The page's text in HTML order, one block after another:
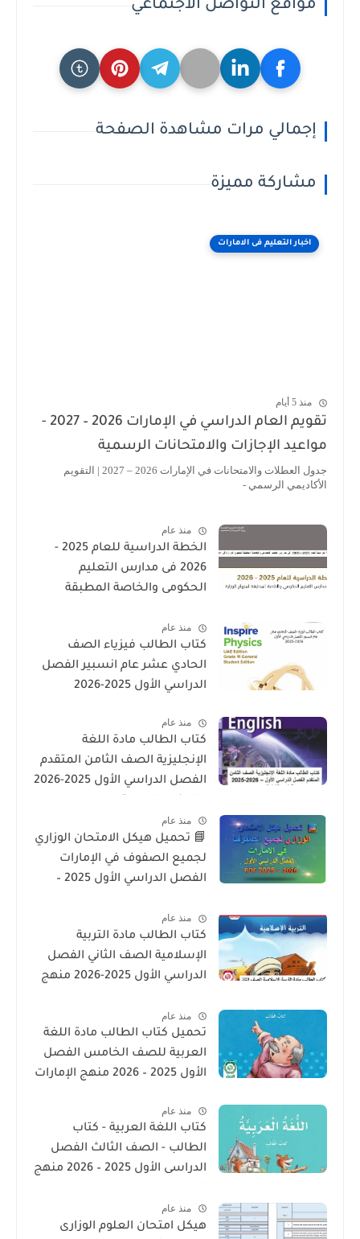
مواقع التواصل الاجتماعي
إجمالي مرات مشاهدة الصفحة
مشاركة مميزة
اخبار التعليم فى الامارات
منذ 5 أيام
تقويم العام الدراسي في الإمارات 2026 – 2027 -
مواعيد الإجازات والامتحانات الرسمية
جدول العطلات والامتحانات في الإمارات 2026 – 2027 | التقويم
الأكاديمي الرسمي -
منذ عام
الخطة الدراسية للعام 2025 -
2026 فى مدارس التعليم
الحكومى والخاصة المطبقة
منذ عام
كتاب الطالب فيزياء الصف
الحادي عشر عام انسبير الفصل
الدراسي الأول 2025-2026
منذ عام
كتاب الطالب مادة اللغة
الإنجليزية الصف الثامن المتقدم
الفصل الدراسي الأول 2025-2026
منذ عام
📘 تحميل هيكل الامتحان الوزاري
لجميع الصفوف في الإمارات
الفصل الدراسي الأول 2025 –
منذ عام
كتاب الطالب مادة التربية
الإسلامية الصف الثاني الفصل
الدراسي الأول 2025-2026 منهج
منذ عام
تحميل كتاب الطالب مادة اللغة
العربية للصف الخامس الفصل
الأول 2025 – 2026 منهج الإمارات
منذ عام
كتاب اللغة العربية - كتاب
الطالب - الصف الثالث الفصل
الدراسى الأول 2025 – 2026 منهج
منذ عام
هيكل امتحان العلوم الوزارى